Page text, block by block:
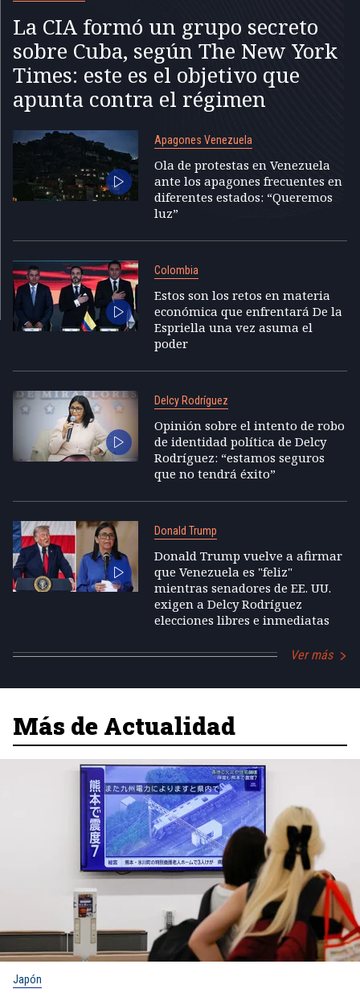
La CIA formó un grupo secreto
sobre Cuba, según The New York
Times: este es el objetivo que
apunta contra el régimen
Apagones Venezuela
Ola de protestas en Venezuela
ante los apagones frecuentes en
diferentes estados: “Queremos
luz”
Colombia
Estos son los retos en materia
económica que enfrentará De la
Espriella una vez asuma el
poder
Delcy Rodríguez
Opinión sobre el intento de robo
de identidad política de Delcy
Rodríguez: “estamos seguros
que no tendrá éxito”
Donald Trump
Donald Trump vuelve a afirmar
que Venezuela es "feliz"
mientras senadores de EE. UU.
exigen a Delcy Rodríguez
elecciones libres e inmediatas
Ver más
Más de Actualidad
Japón